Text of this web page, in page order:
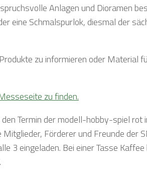
Anlagen und Dioramen
Schmalspurlok, diesmal der
zu informieren oder Material
zu finden.
Termin der modell-hobby-spiel rot
Förderer und Freunde der
3 eingeladen. Bei einer Tasse